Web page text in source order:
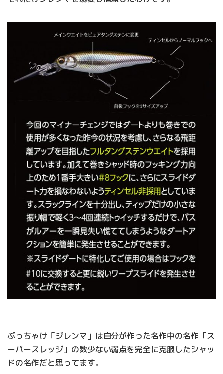
ぶっちゃけ「ジレンマ」は自分が作った名作中の名作「ス
ーパースレッジ」の数少ない弱点を完全に克服したシャッ
ドの名作だと思ってます。